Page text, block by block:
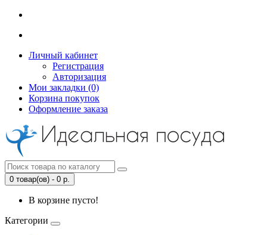
Личный кабинет
Регистрация
Авторизация
Мои закладки (0)
Корзина покупок
Оформление заказа
0 товар(ов) - 0 р.
В корзине пусто!
Категории